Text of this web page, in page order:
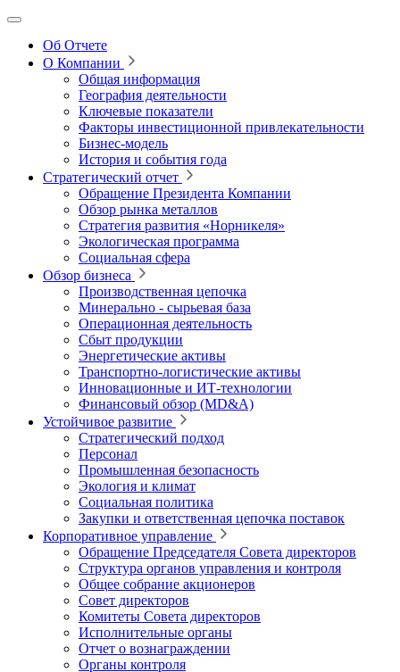
Об Отчете
О Компании
Общая информация
География деятельности
Ключевые показатели
Факторы инвестиционной привлекательности
Бизнес-модель
История и события года
Стратегический отчет
Обращение Президента Компании
Обзор рынка металлов
Стратегия развития «Норникеля»
Экологическая программа
Социальная сфера
Обзор бизнеса
Производственная цепочка
Минерально ‑ сырьевая база
Операционная деятельность
Сбыт продукции
Энергетические активы
Транспортно-логистические активы
Инновационные и ИТ‑технологии
Финансовый обзор (MD&A)
Устойчивое развитие
Стратегический подход
Персонал
Промышленная безопасность
Экология и климат
Социальная политика
Закупки и ответственная цепочка поставок
Корпоративное управление
Обращение Председателя Совета директоров
Структура органов управления и контроля
Общее собрание акционеров
Совет директоров
Комитеты Совета директоров
Исполнительные органы
Отчет о вознаграждении
Органы контроля